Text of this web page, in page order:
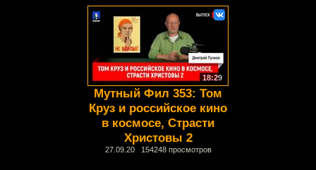
18:29
Мутный Фил 353: Том
Круз и российское кино
в космосе, Страсти
Христовы 2
27.09.20 154248 просмотров